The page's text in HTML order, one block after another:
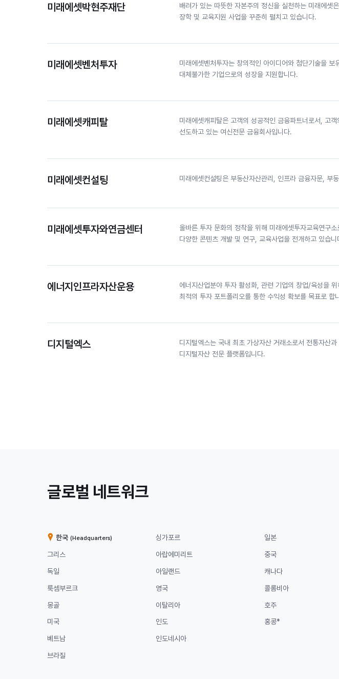
미래에셋박현주재단
배려가 있는 따뜻한 자본주의 정신을 실천하는 미래에
장학 및 교육지원 사업을 꾸준히 펼치고 있습니다.
미래에셋벤처투자
미래에셋벤처투자는 창의적인 아이디어와 첨단기술을
대체불가한 기업으로의 성장을 지원합니다.
미래에셋캐피탈
미래에셋캐피탈은 고객의 성공적인 금융파트너로서, 고
선도하고 있는 여신전문 금융회사입니다.
미래에셋컨설팅 미래에셋컨설팅은 부동산자산관리, 인프라 금융자문, 부
미래에셋투자와연금센터
올바른 투자 문화의 정착을 위해 미래에셋투자교육연구
다양한 콘텐츠 개발 및 연구, 교육사업을 전개하고 있습니
에너지인프라자산운용
에너지산업분야 투자 활성화, 관련 기업의 창업/육성을
최적의 투자 포트폴리오를 통한 수익성 확보를 목표로 합
디지털엑스
디지털엑스는 국내 최초 가상자산 거래소로서 전통자산
디지털자산 전문 플랫폼입니다.
글로벌 네트워크
사
한국 (Headquarters)
그리스
독일
룩셈부르크
몽골
미국
베트남
브라질
싱가포르
아랍에미리트
아일랜드
영국
이탈리아
인도
인도네시아
일본
중국
캐나다
콜롬비아
호주
홍콩*